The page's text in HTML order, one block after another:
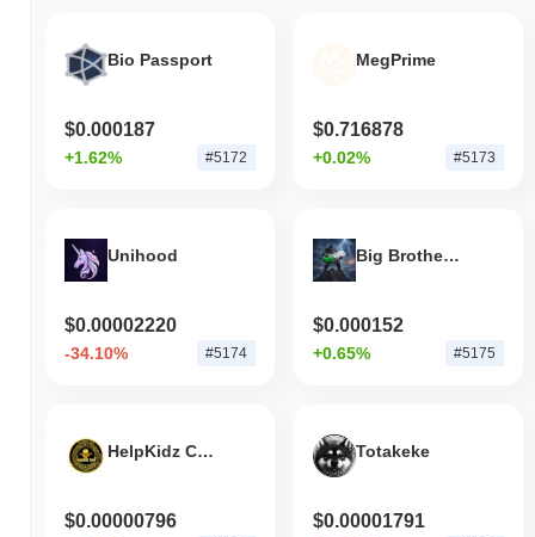
Bio Passport
$0.000187
+1.62% #5172
MegPrime
$0.716878
+0.02% #5173
Unihood
$0.00002220
-34.10% #5174
Big Brother Machi
$0.000152
+0.65% #5175
HelpKidz Coin
$0.00000796
Totakeke
$0.00001791